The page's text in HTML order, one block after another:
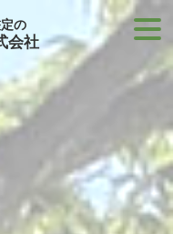
の
会社